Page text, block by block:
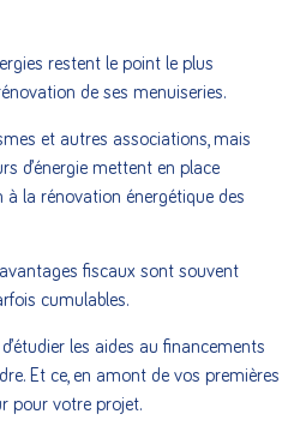
restent le point le plus
de ses menuiseries.
et autres associations, mais
d’énergie mettent en place
à la rénovation énergétique des
fiscaux sont souvent
cumulables.
les aides au financements
Et ce, en amont de vos premières
pour votre projet.